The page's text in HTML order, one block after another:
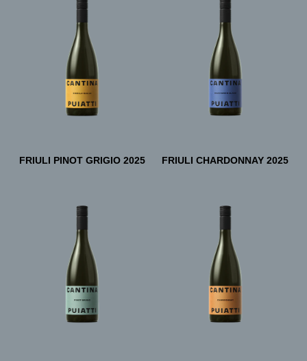
FRIULI PINOT GRIGIO 2025 FRIULI CHARDONNAY 2025